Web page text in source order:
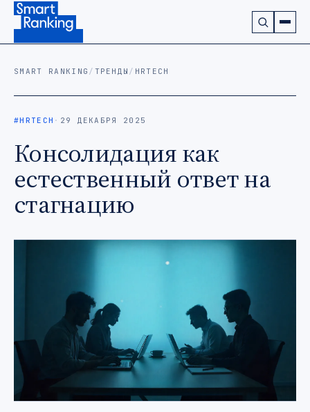
Подписаться на наш канал в Telegram (откроется в
SMART RANKING / ТРЕНДЫ / HRTECH
#HRTECH · 29 ДЕКАБРЯ 2025
Консолидация как
естественный ответ на
стагнацию